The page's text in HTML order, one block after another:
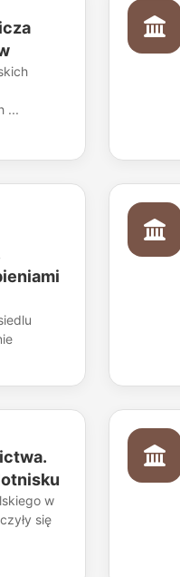
...
w
się